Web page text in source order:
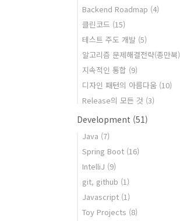
Backend Roadmap (4)
클린코드 (15)
테스트 주도 개발 (5)
알고리즘 문제해결전략(종만북)
지속적인 통합 (9)
디자인 패턴의 아름다움 (10)
Release의 모든 것 (3)
Development (51)
Java (7)
Spring Boot (16)
IntelliJ (9)
git, github (1)
Javascript (1)
Toy Projects (8)